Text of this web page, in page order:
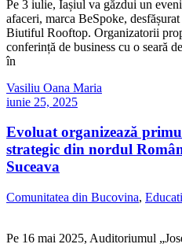
Pe 3 iulie, Iașiul va găzdui un
afaceri, marca BeSpoke,
Biutiful Rooftop. Organizatorii
conferință de business cu o seară
în
Vasiliu Oana Maria
iunie 25, 2025
Evoluat organizează
strategic din nordul
Suceava
Comunitatea din Bucovina,
Pe 16 mai 2025, Auditoriumul